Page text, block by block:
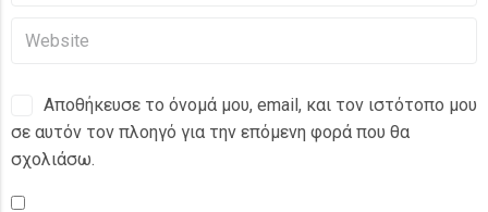
Αποθήκευσε το όνομά μου, email, και τον ιστότοπο μου
σε αυτόν τον πλοηγό για την επόμενη φορά που θα
σχολιάσω.